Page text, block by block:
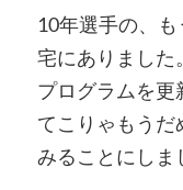
10年選手の、
宅にありました
プログラムを更
てこりゃもう
みることにしま